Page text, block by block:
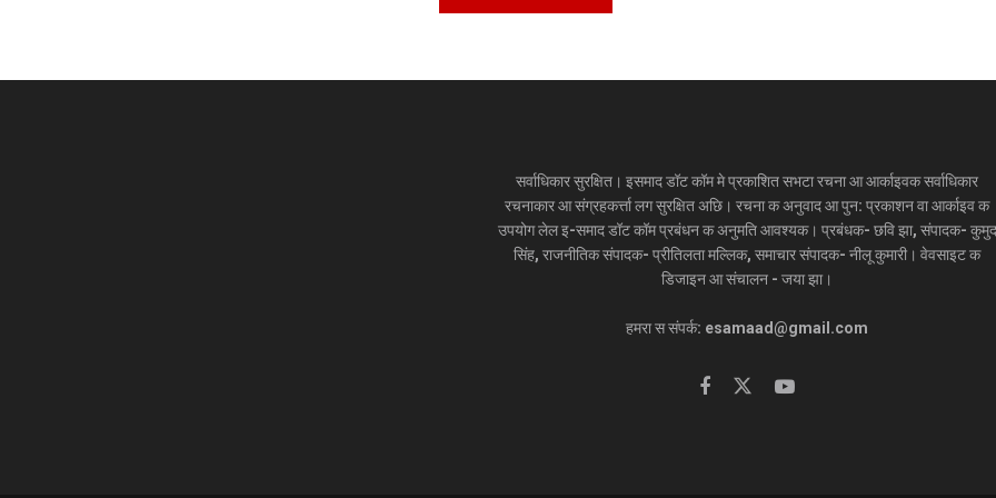
सर्वाधिकार सुरक्षित। इसमाद डॉट कॉम मे प्रकाशित सभटा रचना आ आर्काइवक सर्वाधिकार
रचनाकार आ संग्रहकर्त्ता लग सुरक्षित अछि। रचना क अनुवाद आ पुन: प्रकाशन वा आर्काइव क
उपयोग लेल इ-समाद डॉट कॉम प्रबंधन क अनुमति आवश्यक। प्रबंधक- छवि झा, संपादक- कुमुद
सिंह, राजनीतिक संपादक- प्रीतिलता मल्लिक, समाचार संपादक- नीलू कुमारी। वेवसाइट क
डिजाइन आ संचालन - जया झा।
हमरा स संपर्क: esamaad@gmail.com